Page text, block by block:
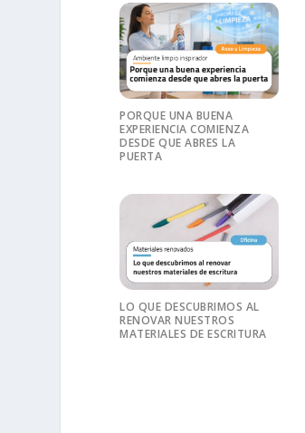
PORQUE UNA BUENA
EXPERIENCIA COMIENZA
DESDE QUE ABRES LA
PUERTA
LO QUE DESCUBRIMOS AL
RENOVAR NUESTROS
MATERIALES DE ESCRITURA